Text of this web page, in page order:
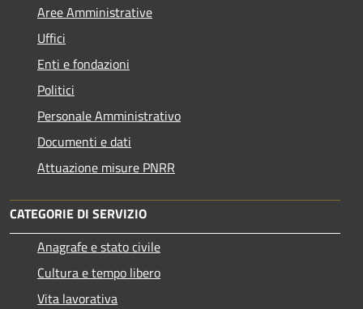
Aree Amministrative
Uffici
Enti e fondazioni
Politici
Personale Amministrativo
Documenti e dati
Attuazione misure PNRR
CATEGORIE DI SERVIZIO
Anagrafe e stato civile
Cultura e tempo libero
Vita lavorativa